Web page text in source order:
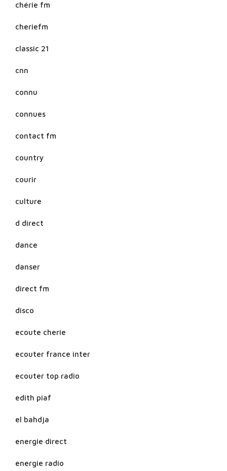
chérie fm
cheriefm
classic 21
cnn
connu
connues
contact fm
country
courir
culture
d direct
dance
danser
direct fm
disco
ecoute cherie
ecouter france inter
ecouter top radio
edith piaf
el bahdja
energie direct
energie radio